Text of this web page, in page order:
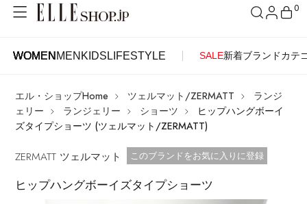
WOMEN MEN KIDS LIFESTYLE SALE新着ブランドカテ
0
WOMENMENKIDSLIFESTYLE
ITEMS
新着アイテム
ログイン
新規会員登録
SEE RESULTS
エル・ショップHome ツェルマット/ZERMATT
ランジ
ェリー
ランジェリー ショーツ
ヒップハングボーイ
ズタイプショーツ (ツェルマット/ZERMATT)
ZERMATT ツェルマット お気に入り済
このブランドをお気に入りに登録
ヒップハングボーイズタイプショーツ